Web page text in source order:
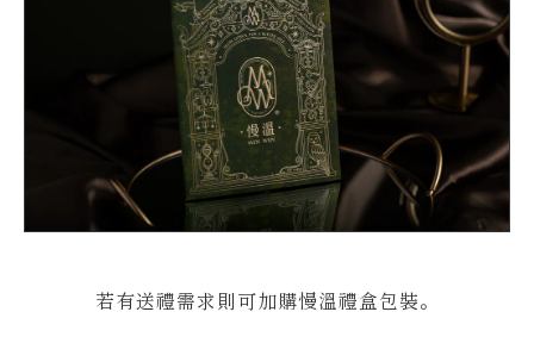
若有送禮需求則可加購慢溫禮盒包裝。